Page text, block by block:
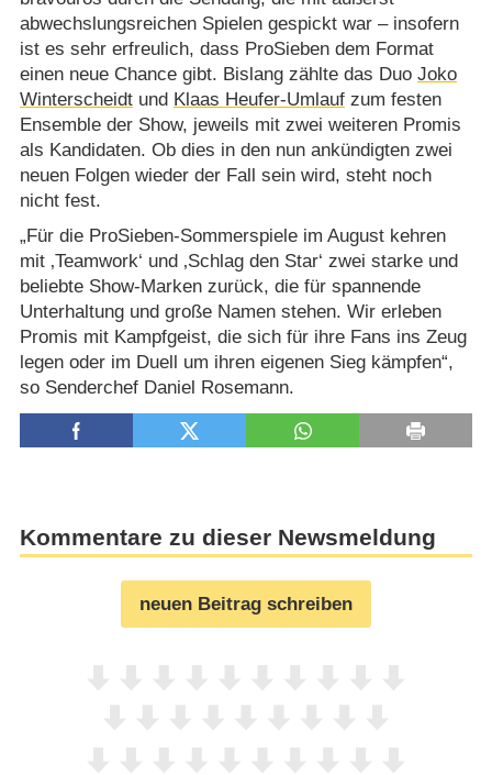
abwechslungsreichen Spielen gespickt war – insofern
ist es sehr erfreulich, dass ProSieben dem Format
einen neue Chance gibt. Bislang zählte das Duo Joko
Winterscheidtund Klaas Heufer-Umlaufzum festen
Ensemble der Show, jeweils mit zwei weiteren Promis
als Kandidaten. Ob dies in den nun ankündigten zwei
neuen Folgen wieder der Fall sein wird, steht noch
nicht fest.
„Für die ProSieben-Sommerspiele im August kehren
mit ‚Teamwork‘ und ‚Schlag den Star‘ zwei starke und
beliebte Show-Marken zurück, die für spannende
Unterhaltung und große Namen stehen. Wir erleben
Promis mit Kampfgeist, die sich für ihre Fans ins Zeug
legen oder im Duell um ihren eigenen Sieg kämpfen“,
so Senderchef Daniel Rosemann.
Kommentare zu dieser Newsmeldung
neuen Beitrag schreiben